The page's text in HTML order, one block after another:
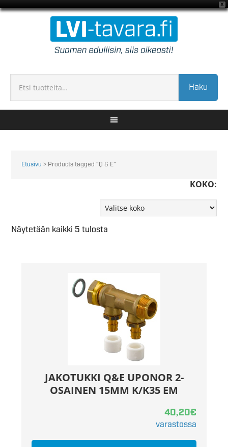
X
Haku
Etusivu > Products tagged “Q & E”
KOKO:
Näytetään kaikki 5 tulosta
JAKOTUKKI Q&E UPONOR 2-
OSAINEN 15MM K/K35 EM
40,20€
varastossa